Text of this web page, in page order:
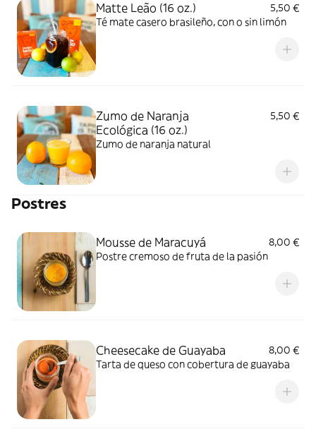
Matte Leão (16 oz.)
5,50 €
Té mate casero brasileño, con o sin limón
Zumo de Naranja
Ecológica (16 oz.)
5,50 €
Zumo de naranja natural
Postres
Mousse de Maracuyá
8,00 €
Postre cremoso de fruta de la pasión
Cheesecake de Guayaba
8,00 €
Tarta de queso con cobertura de guayaba